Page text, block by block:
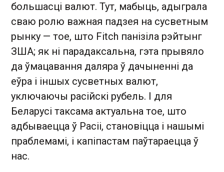
большасці валют. Тут, мабыць, адыграла
сваю ролю важная падзея на сусветным
рынку — тое, што Fitch панізіла рэйтынг
ЗША; як ні парадаксальна, гэта прывяло
да ўмацавання даляра ў дачыненні да
еўра і іншых сусветных валют,
уключаючы расійскі рубель. І для
Беларусі таксама актуальна тое, што
адбываецца ў Расіі, становіцца і нашымі
праблемамі, і капіпастам паўтараецца ў
нас.